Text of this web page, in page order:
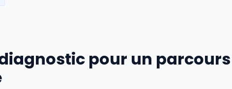
diagnostic pour un parcours